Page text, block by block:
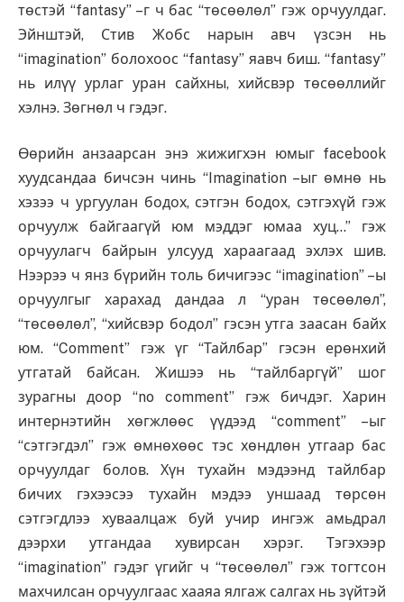
төстэй “fantasy” –г ч бас “төсөөлөл” гэж орчуулдаг.
Эйнштэй, Стив Жобс нарын авч үзсэн нь
“imagination” болохоос “fantasy” яавч биш. “fantasy”
нь илүү урлаг уран сайхны, хийсвэр төсөөллийг
хэлнэ. Зөгнөл ч гэдэг.
Өөрийн анзаарсан энэ жижигхэн юмыг facebook
хуудсандаа бичсэн чинь “Imagination –ыг өмнө нь
хэзээ ч ургуулан бодох, сэтгэн бодох, сэтгэхүй гэж
орчуулж байгаагүй юм мэддэг юмаа хуц…” гэж
орчуулагч байрын улсууд хараагаад эхлэх шив.
Нээрээ ч янз бүрийн толь бичигээс “imagination” –ы
орчуулгыг харахад дандаа л “уран төсөөлөл”,
“төсөөлөл”, “хийсвэр бодол” гэсэн утга заасан байх
юм. “Comment” гэж үг “Тайлбар” гэсэн ерөнхий
утгатай байсан. Жишээ нь “тайлбаргүй” шог
зурагны доор “no comment” гэж бичдэг. Харин
интернэтийн хөгжлөөс үүдээд “comment” –ыг
“сэтгэгдэл” гэж өмнөхөөс тэс хөндлөн утгаар бас
орчуулдаг болов. Хүн тухайн мэдээнд тайлбар
бичих гэхээсээ тухайн мэдээ уншаад төрсөн
сэтгэгдлээ хуваалцаж буй учир ингэж амьдрал
дээрхи утгандаа хувирсан хэрэг. Тэгэхээр
“imagination” гэдэг үгийг ч “төсөөлөл” гэж тогтсон
махчилсан орчуулгаас хааяа ялгаж салгах нь зүйтэй